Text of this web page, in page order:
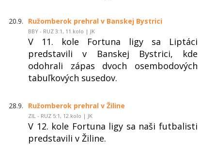
20.9. Ružomberok prehral v Banskej Bystrici
BBY - RUZ 3:1, 11.kolo | JK
V 11. kole Fortuna ligy sa Liptáci
predstavili v Banskej Bystrici, kde
odohrali zápas dvoch osembodových
tabuľkových susedov.
28.9. Ružomberok prehral v Žiline
ZIL - RUZ 5:1, 12.kolo | JK
V 12. kole Fortuna ligy sa naši futbalisti
predstavili v Žiline.